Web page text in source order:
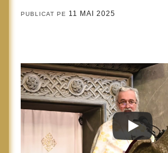
PUBLICAT PE 11 MAI 2025